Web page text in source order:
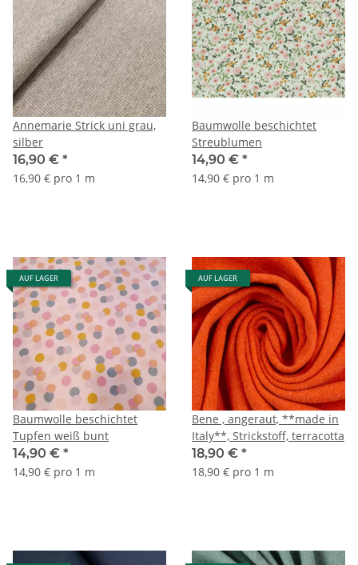
Annemarie Strick uni grau,
silber
16,90 € *
16,90 € pro 1 m
Baumwolle beschichtet
Streublumen
14,90 € *
14,90 € pro 1 m
AUF LAGER
Baumwolle beschichtet
Tupfen weiß bunt
14,90 € *
14,90 € pro 1 m
AUF LAGER
Bene , angeraut, **made in
Italy**, Strickstoff, terracotta
18,90 € *
18,90 € pro 1 m